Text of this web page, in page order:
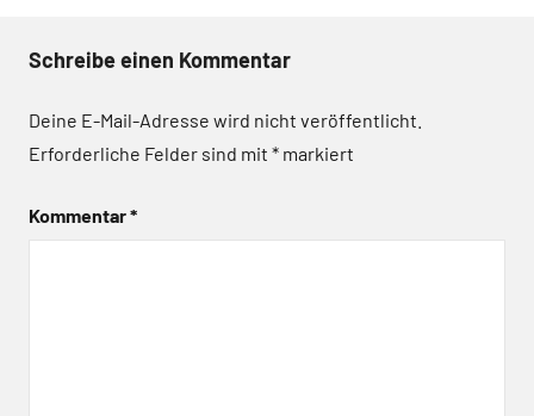
Schreibe einen Kommentar
Deine E-Mail-Adresse wird nicht veröffentlicht.
Erforderliche Felder sind mit * markiert
Kommentar*